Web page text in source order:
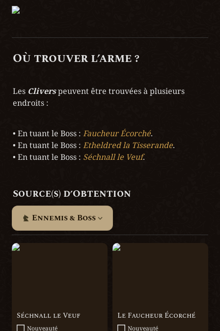
Où trouver l’arme ?
Les Cliverspeuvent être trouvées à plusieurs
endroits :
• En tuant le Boss : Faucheur Écorché.
• En tuant le Boss : Etheldred la Tisserande.
• En tuant le Boss : Séchnall le Veuf.
Source(s) d’Obtention
Ennemis & Boss
Séchnall le Veuf
Séchnall le Veuf
Nouveauté
Le Faucheur Écorché
Le Faucheur Écorché
Nouveauté